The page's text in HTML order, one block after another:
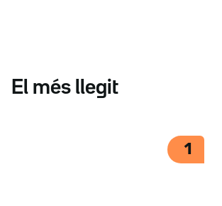
El més llegit
1